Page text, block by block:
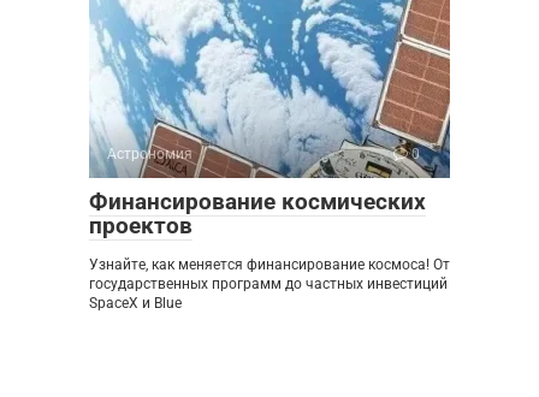
Астрономия 0
Финансирование космических
проектов
Узнайте, как меняется финансирование космоса! От
государственных программ до частных инвестиций
SpaceX и Blue